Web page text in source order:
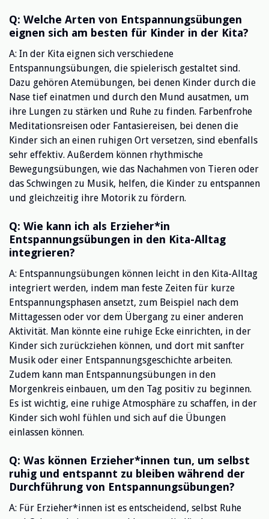
Q: Welche Arten von Entspannungsübungen
eignen sich am besten für Kinder in der Kita?
A: In der Kita eignen sich verschiedene
Entspannungsübungen, die spielerisch gestaltet sind.
Dazu gehören Atemübungen, bei denen Kinder durch die
Nase tief einatmen und durch den Mund ausatmen, um
ihre Lungen zu stärken und Ruhe zu finden. Farbenfrohe
Meditationsreisen oder Fantasiereisen, bei denen die
Kinder sich an einen ruhigen Ort versetzen, sind ebenfalls
sehr effektiv. Außerdem können rhythmische
Bewegungsübungen, wie das Nachahmen von Tieren oder
das Schwingen zu Musik, helfen, die Kinder zu entspannen
und gleichzeitig ihre Motorik zu fördern.
Q: Wie kann ich als Erzieher*in
Entspannungsübungen in den Kita-Alltag
integrieren?
A: Entspannungsübungen können leicht in den Kita-Alltag
integriert werden, indem man feste Zeiten für kurze
Entspannungsphasen ansetzt, zum Beispiel nach dem
Mittagessen oder vor dem Übergang zu einer anderen
Aktivität. Man könnte eine ruhige Ecke einrichten, in der
Kinder sich zurückziehen können, und dort mit sanfter
Musik oder einer Entspannungsgeschichte arbeiten.
Zudem kann man Entspannungsübungen in den
Morgenkreis einbauen, um den Tag positiv zu beginnen.
Es ist wichtig, eine ruhige Atmosphäre zu schaffen, in der
Kinder sich wohl fühlen und sich auf die Übungen
einlassen können.
Q: Was können Erzieher*innen tun, um selbst
ruhig und entspannt zu bleiben während der
Durchführung von Entspannungsübungen?
A: Für Erzieher*innen ist es entscheidend, selbst Ruhe